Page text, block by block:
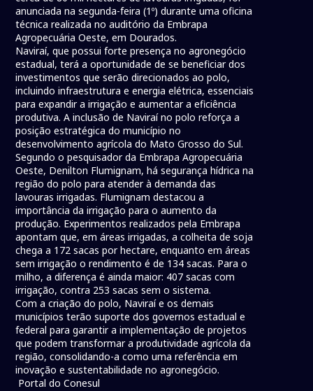
anunciada na segunda-feira (1º) durante uma oficina
técnica realizada no auditório da Embrapa
Agropecuária Oeste, em Dourados.
Naviraí, que possui forte presença no agronegócio
estadual, terá a oportunidade de se beneficiar dos
investimentos que serão direcionados ao polo,
incluindo infraestrutura e energia elétrica, essenciais
para expandir a irrigação e aumentar a eficiência
produtiva. A inclusão de Naviraí no polo reforça a
posição estratégica do município no
desenvolvimento agrícola do Mato Grosso do Sul.
Segundo o pesquisador da Embrapa Agropecuária
Oeste, Denilton Flumignam, há segurança hídrica na
região do polo para atender à demanda das
lavouras irrigadas. Flumignam destacou a
importância da irrigação para o aumento da
produção. Experimentos realizados pela Embrapa
apontam que, em áreas irrigadas, a colheita de soja
chega a 172 sacas por hectare, enquanto em áreas
sem irrigação o rendimento é de 134 sacas. Para o
milho, a diferença é ainda maior: 407 sacas com
irrigação, contra 253 sacas sem o sistema.
Com a criação do polo, Naviraí e os demais
municípios terão suporte dos governos estadual e
federal para garantir a implementação de projetos
que podem transformar a produtividade agrícola da
região, consolidando-a como uma referência em
inovação e sustentabilidade no agronegócio.
Portal do Conesul